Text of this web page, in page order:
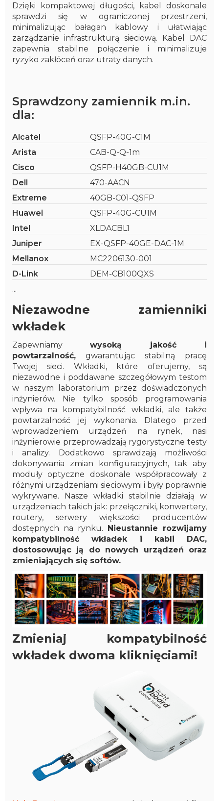
Dzięki kompaktowej długości, kabel doskonale
sprawdzi się w ograniczonej przestrzeni,
minimalizując bałagan kablowy i ułatwiając
zarządzanie infrastrukturą sieciową. Kabel DAC
zapewnia stabilne połączenie i minimalizuje
ryzyko zakłóceń oraz utraty danych.
Sprawdzony zamiennik m.in.
dla:
Alcatel
QSFP-40G-C1M
Arista
CAB-Q-Q-1m
Cisco
QSFP-H40GB-CU1M
Dell
470-AACN
Extreme
40GB-C01-QSFP
Huawei
QSFP-40G-CU1M
Intel
XLDACBL1
Juniper
EX-QSFP-40GE-DAC-1M
Mellanox
MC2206130-001
D-Link
DEM-CB100QXS
...
Niezawodne zamienniki
wkładek
Zapewniamywysoką jakość i
powtarzalność, gwarantując stabilną pracę
Twojej sieci. Wkładki, które oferujemy, są
niezawodne i poddawane szczegółowym testom
w naszym laboratorium przez doświadczonych
inżynierów. Nie tylko sposób programowania
wpływa na kompatybilność wkładki, ale także
powtarzalność jej wykonania. Dlatego przed
wprowadzeniem urządzeń na rynek, nasi
inżynierowie przeprowadzają rygorystyczne testy
i analizy. Dodatkowo sprawdzają możliwości
dokonywania zmian konfiguracyjnych, tak aby
moduły optyczne doskonale współpracowały z
różnymi urządzeniami sieciowymi i były poprawnie
wykrywane. Nasze wkładki stabilnie działają w
urządzeniach takich jak: przełączniki, konwertery,
routery, serwery większości producentów
dostępnych na rynku. Nieustannie rozwijamy
kompatybilność wkładek i kabli DAC,
dostosowując ją do nowych urządzeń oraz
zmieniających się softów.
Zmieniaj kompatybilność
wkładek dwoma kliknięciami!